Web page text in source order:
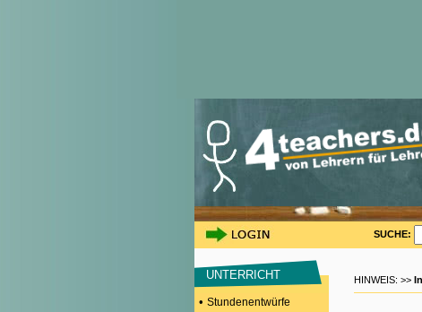
SUCHE:
UNTERRICHT
• Stundenentwürfe
HINWEIS: >>